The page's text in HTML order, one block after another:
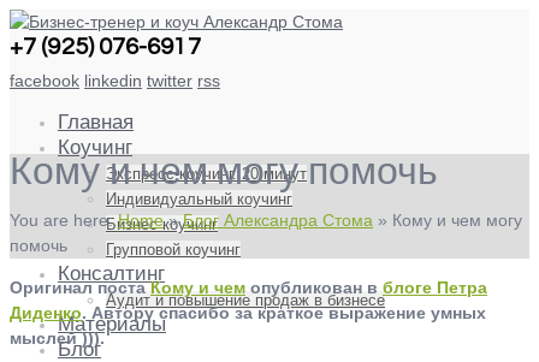
+7 (925) 076-6917
facebook linkedin twitter rss
Главная
Коучинг
Экспресс-коучинг. 20 минут
Индивидуальный коучинг
Бизнес коучинг
Групповой коучинг
Консалтинг
Аудит и повышение продаж в бизнесе
Материалы
Блог
Кому и чем могу помочь
You are here:Home » Блог Александра Стома » Кому и чем могу
помочь
Оригинал постаКому и чем опубликован в блоге Петра
Диденко. Автору спасибо за краткое выражение умных
мыслей ))).